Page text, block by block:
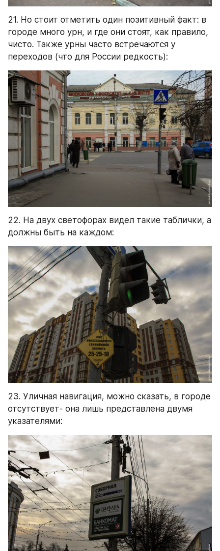
21. Но стоит отметить один позитивный факт: в
городе много урн, и где они стоят, как правило,
чисто. Также урны часто встречаются у
переходов (что для России редкость):
22. На двух светофорах видел такие таблички, а
должны быть на каждом:
23. Уличная навигация, можно сказать, в городе
отсутствует- она лишь представлена двумя
указателями: